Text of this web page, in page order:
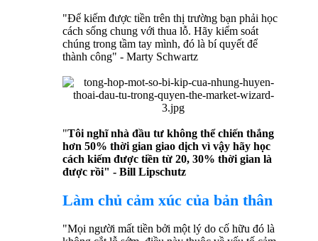
"Để kiếm được tiền trên thị trường bạn phải học
cách sống chung với thua lỗ. Hãy kiểm soát
chúng trong tầm tay mình, đó là bí quyết để
thành công" - Marty Schwartz
"Tôi nghĩ nhà đầu tư không thể chiến thắng
hơn 50% thời gian giao dịch vì vậy hãy học
cách kiếm được tiền từ 20, 30% thời gian là
được rồi" - Bill Lipschutz
Làm chủ cảm xúc của bản thân
"Mọi người mất tiền bởi một lý do cố hữu đó là